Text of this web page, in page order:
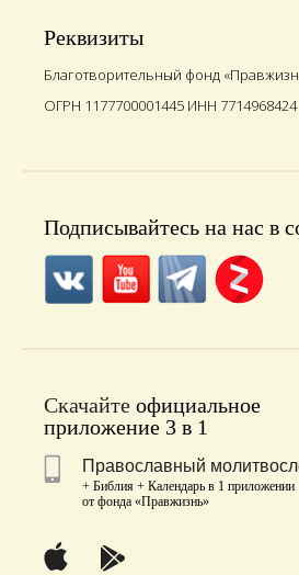
Реквизиты
Благотворительный фонд
ОГРН 1177700001445 ИНН 7714968424
Подписывайтесь на нас в
Скачайте официальное
приложение 3 в 1
Православный
+ Библия + Календарь в 1 приложении
от фонда «Правжизнь»